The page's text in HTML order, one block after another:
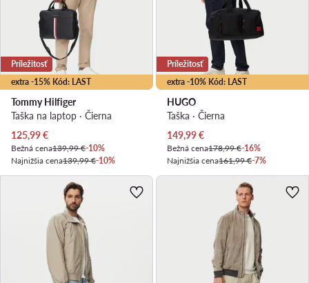
extra -15% Kód: LAST
Príležitosť
Tommy Hilfiger
Taška na laptop · Čierna
Aktuálna cena
125,99€
Bežná cena139,99 €-10%
Najnižšia cena139,99 €-10%
extra -10% Kód: LAST
Príležitosť
HUGO
Taška · Čierna
Aktuálna cena
149,99€
Bežná cena178,99 €-16%
Najnižšia cena161,99 €-7%